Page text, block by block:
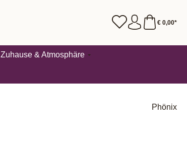
€ 0,00*
Zuhause & Atmosphäre
Phönix